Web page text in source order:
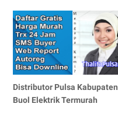
Distributor Pulsa Kabupaten
Buol Elektrik Termurah